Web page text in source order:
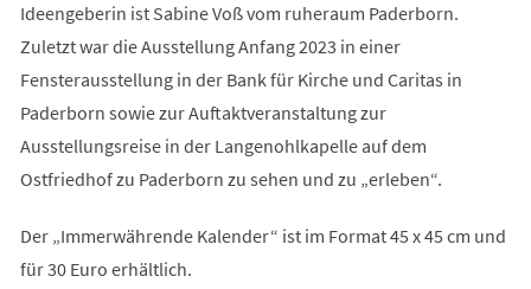
Ideengeberin ist Sabine Voß vom ruheraum Paderborn.
Zuletzt war die Ausstellung Anfang 2023 in einer
Fensterausstellung in der Bank für Kirche und Caritas in
Paderborn sowie zur Auftaktveranstaltung zur
Ausstellungsreise in der Langenohlkapelle auf dem
Ostfriedhof zu Paderborn zu sehen und zu „erleben“.
Der „Immerwährende Kalender“ ist im Format 45 x 45 cm und
für 30 Euro erhältlich.